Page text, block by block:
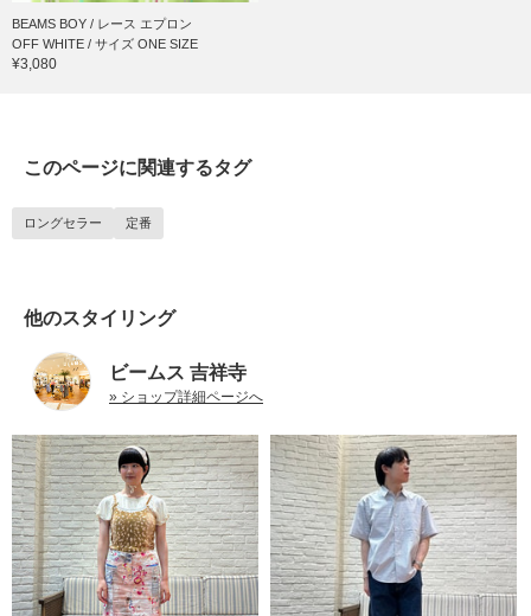
BEAMS BOY / レース エプロン
OFF WHITE / サイズ ONE SIZE
¥3,080
このページに関連するタグ
ロングセラー 定番
他のスタイリング
ビームス 吉祥寺
» ショップ詳細ページへ